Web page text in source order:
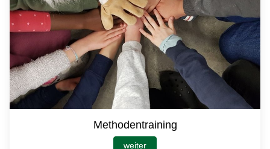
Methodentraining
weiter